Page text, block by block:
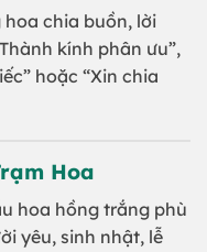
chia buồn, lời
kính phân ưu”,
hoặc “Xin chia
Hoa
hoa hồng trắng phù
yêu, sinh nhật, lễ